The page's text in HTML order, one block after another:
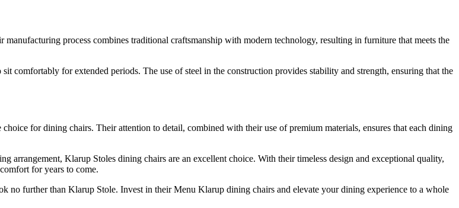
process combines traditional craftsmanship with modern technology, resulting in furniture that meets the
comfortably for extended periods. The use of steel in the construction provides stability and strength, ensuring that the
for dining chairs. Their attention to detail, combined with their use of premium materials, ensures that each dining
arrangement, Klarup Stoles dining chairs are an excellent choice. With their timeless design and exceptional quality,
for years to come.
no further than Klarup Stole. Invest in their Menu Klarup dining chairs and elevate your dining experience to a whole